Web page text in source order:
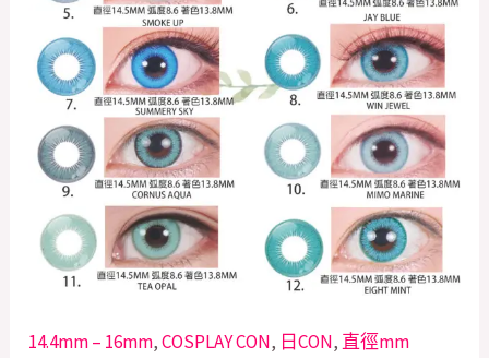
14.4mm – 16mm,COSPLAY CON, 日CON, 直徑mm